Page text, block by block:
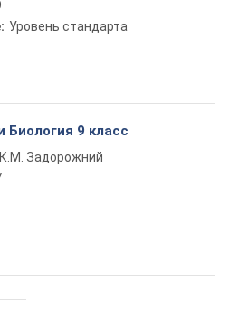
Уровень стандарта
Биология 9 класс
К.М. Задорожний